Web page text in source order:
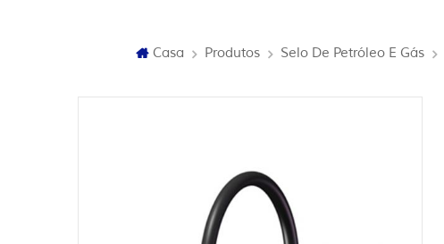
Casa Produtos Selo De Petróleo E Gás